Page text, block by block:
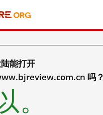
能打开
吗？
。